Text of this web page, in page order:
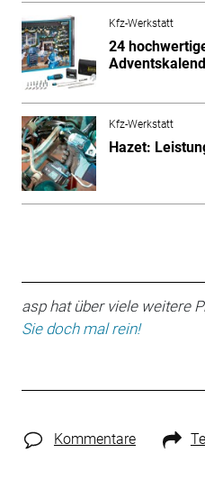
Kfz-Werkstatt
24
Kfz-Werkstatt
Hazet:
asp hat über viele weitere
Sie doch mal rein!
Kommentare